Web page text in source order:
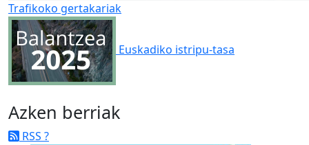
Trafikoko gertakariak
Euskadiko istripu-tasa
Azken berriak
RSS ?